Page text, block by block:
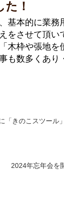
！
基本的に業務
をさせて頂
木枠や張地を
も数多くあり
「きのこスツール
2024年忘年会を